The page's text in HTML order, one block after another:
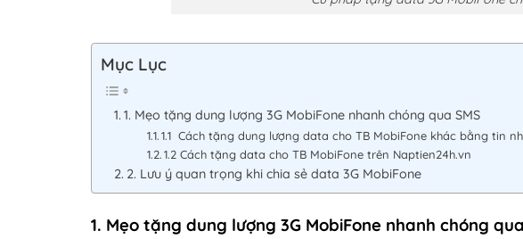
Mục Lục
1. Mẹo tặng dung lượng 3G MobiFone nhanh chóng qua SMS
1.1 Cách tặng dung lượng data cho TB MobiFone khác bằng tin
1.2 Cách tặng data cho TB MobiFone trên Naptien24h.vn
2. Lưu ý quan trọng khi chia sẻ data 3G MobiFone
1. Mẹo tặng dung lượng 3G MobiFone nhanh chóng